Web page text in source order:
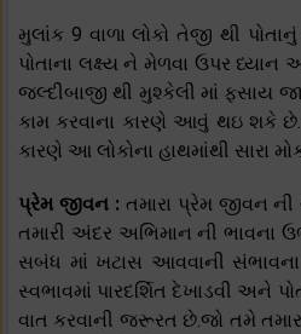
મુલાંક 9 વાળા લોકો તેજી થી
પોતાના લક્ષ્ય ને મેળવા ઉપર ધ્યાન
જલ્દીબાજી થી મુશ્કેલી માં
કામ કરવાના કારણે આવું થઇ શકે
કારણે આ લોકોના હાથમાંથી સારા
પ્રેમ જીવન : તમારા પ્રેમ જીવન
તમારી અંદર અભિમાન ની ભાવના
સબંધ માં ખટાસ આવવાની સંભાવના
સ્વભાવમાં પારદર્શિત દેખાડવી અને
વાત કરવાની જરૂરત છે.જો તમે